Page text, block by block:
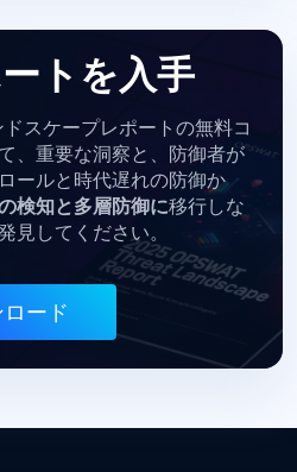
トを入手
ドスケープレポートの無料コ
、重要な洞察と、防御者が
ールと時代遅れの防御か
検知と多層防御に移行しな
見してください。
ード